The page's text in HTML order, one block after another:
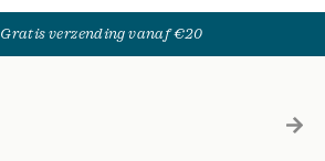
Gratis verzending vanaf €20